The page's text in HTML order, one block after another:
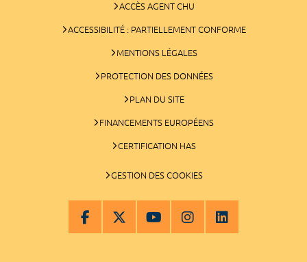
ACCÈS AGENT CHU
ACCESSIBILITÉ : PARTIELLEMENT CONFORME
MENTIONS LÉGALES
PROTECTION DES DONNÉES
PLAN DU SITE
FINANCEMENTS EUROPÉENS
CERTIFICATION HAS
GESTION DES COOKIES